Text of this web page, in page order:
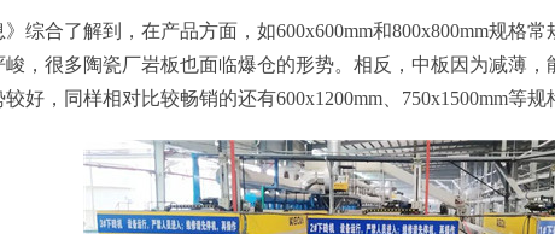
》综合了解到，在产品方面，如600x600mm和800x800mm规格
峻，很多陶瓷厂岩板也面临爆仓的形势。相反，中板因为减薄
较好，同样相对比较畅销的还有600x1200mm、750x1500mm等规